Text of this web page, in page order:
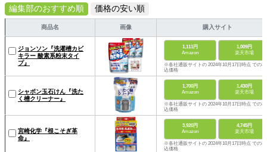
編集部のおすすめ順
価格の安い順
商品名 画像 購入サイト
ジョンソン『洗濯槽カビ
キラー 酸素系粉末タイ
プ』
1,111円
Amazon
1,009円
楽天市場
※各社通販サイトの 2024年10月17日時点 での税
込価格
シャボン玉石けん『洗た
く槽クリーナー』
1,700円
Amazon
1,430円
楽天市場
※各社通販サイトの 2024年10月17日時点 での税
込価格
宮崎化学『根こそぎ革
命』
3,920円
Amazon
4,745円
楽天市場
※各社通販サイトの 2024年10月17日時点 での税
込価格